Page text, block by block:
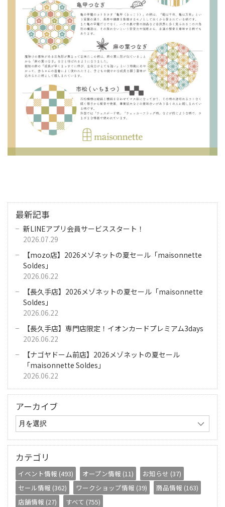
最新記事
新LINEアプリ会員サービススタート！
2026.07.29
【mozo店】2026メゾネットの夏セール「maisonnette
Soldes」
2026.06.22
【長久手店】2026メゾネットの夏セール「maisonnette
Soldes」
2026.06.22
【長久手店】専門店限定！イオンカードプレミアム3days
2026.06.22
【ナゴヤドーム前店】2026メゾネットの夏セール
「maisonnette Soldes」
2026.06.22
アーカイブ
カテゴリ
イベント情報 (493) オープン情報 (11)
お知らせ (37)
セール情報 (362)
ワークショップ情報 (39)
商品情報 (163)
店舗情報 (27)
すべて (755)